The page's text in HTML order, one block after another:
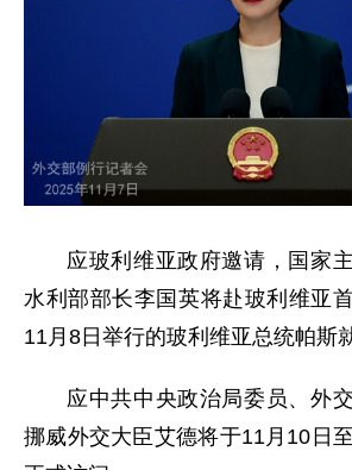
应玻利维亚政府邀请，国家
水利部部长李国英将赴玻利维亚
11月8日举行的玻利维亚总统帕斯
应中共中央政治局委员、外
挪威外交大臣艾德将于11月10日